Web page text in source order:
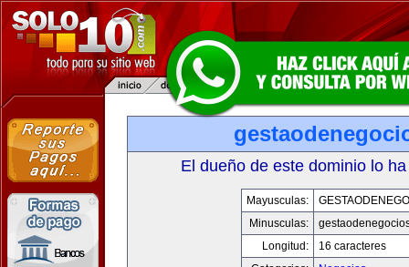
El dueño de este dominio lo
Mayusculas:
Minusculas:
Longitud:
16 caracteres